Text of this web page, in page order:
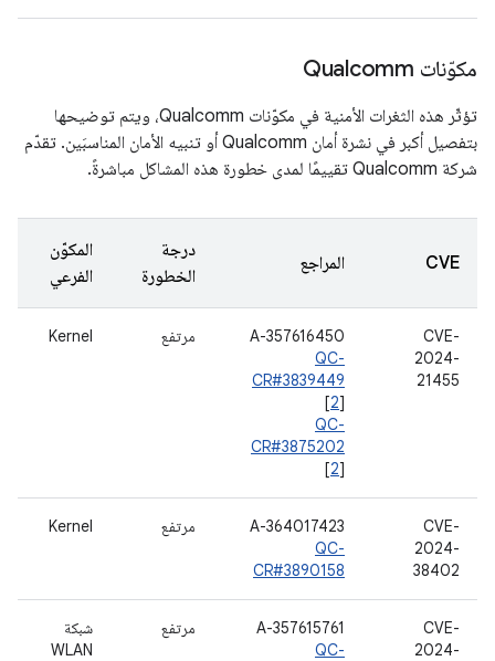
مكوّنات Qualcomm
تؤثّر هذه الثغرات الأمنية في مكوّنات Qualcomm، ويتم توضيحها
بتفصيل أكبر في نشرة أمان Qualcomm أو تنبيه الأمان المناسبَين. تقدّم
شركة Qualcomm تقييمًا لمدى خطورة هذه المشاكل مباشرةً.
CVE المراجع
درجة
الخطورة
المكوّن
الفرعي
CVE-
2024-
21455
A-357616450
QC-
CR#3839449
[2]
QC-
CR#3875202
[2]
مرتفع Kernel
CVE-
2024-
38402
A-364017423
QC-
CR#3890158
مرتفع Kernel
CVE-
2024-
A-357615761
QC-
مرتفع
شبكة
WLAN